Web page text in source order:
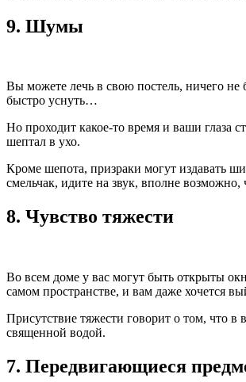
9. Шумы
Вы можете лечь в свою постель, ничего
быстро уснуть…
Но проходит какое-то время и ваши глаза
шептал в ухо.
Кроме шепота, призраки могут издавать
смельчак, идите на звук, вполне возможно,
8. Чувство тяжести
Во всем доме у вас могут быть открыты
самом пространстве, и вам даже хочется
Присутствие тяжести говорит о том, что в
священной водой.
7. Передвигающиеся